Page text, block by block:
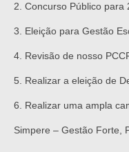
2. Concurso Público para
3. Eleição para Gestão
4. Revisão de nosso
5. Realizar a eleição de
6. Realizar uma ampla
Simpere – Gestão Forte,